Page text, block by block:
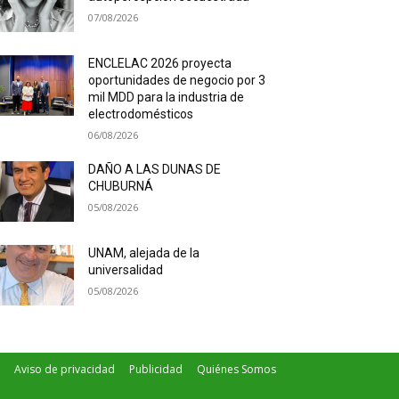
07/08/2026
ENCLELAC 2026 proyecta
oportunidades de negocio por 3
mil MDD para la industria de
electrodomésticos
06/08/2026
DAÑO A LAS DUNAS DE
CHUBURNÁ
05/08/2026
UNAM, alejada de la
universalidad
05/08/2026
Aviso de privacidad Publicidad Quiénes Somos